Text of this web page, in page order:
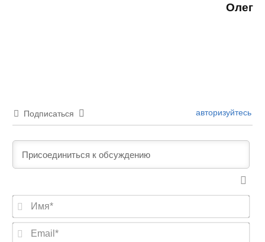
Олег
Подписаться авторизуйтесь
И
я
E